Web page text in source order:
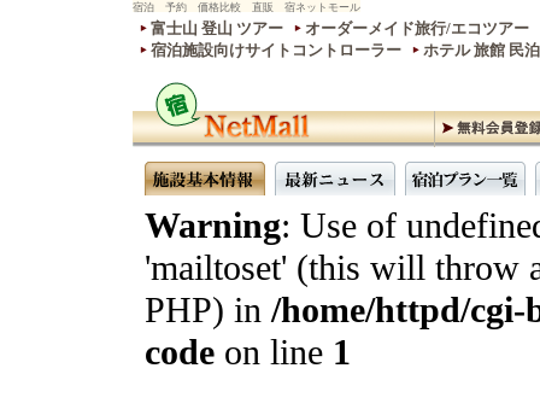
宿泊 予約 価格比較 直販 宿ネットモール
富士山 登山 ツアー
オーダーメイド旅行/エコツアー
宿泊施設向けサイトコントローラー
ホテル 旅館 民
Warning: Use of
'mailtoset' (this will throw
PHP) in/home/httpd/cgi-
code on line 1